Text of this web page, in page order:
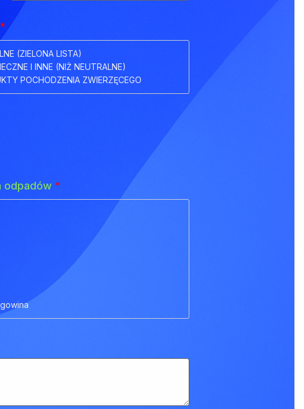
*
(ZIELONA LISTA)
I INNE (NIŻ NEUTRALNE)
POCHODZENIA ZWIERZĘCEGO
odpadów *